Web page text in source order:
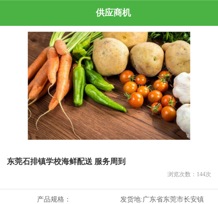
供应商机
东莞石排镇学校海鲜配送 服务周到
浏览次数： 144次
产品规格： 发货地:广东省东莞市长安镇